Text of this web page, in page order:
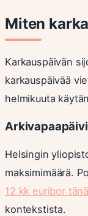
Miten
Karkauspäivän
karkauspäivää
helmikuuta
Helsingin
maksimimäärä.
12 kk euribor
kontekstista.